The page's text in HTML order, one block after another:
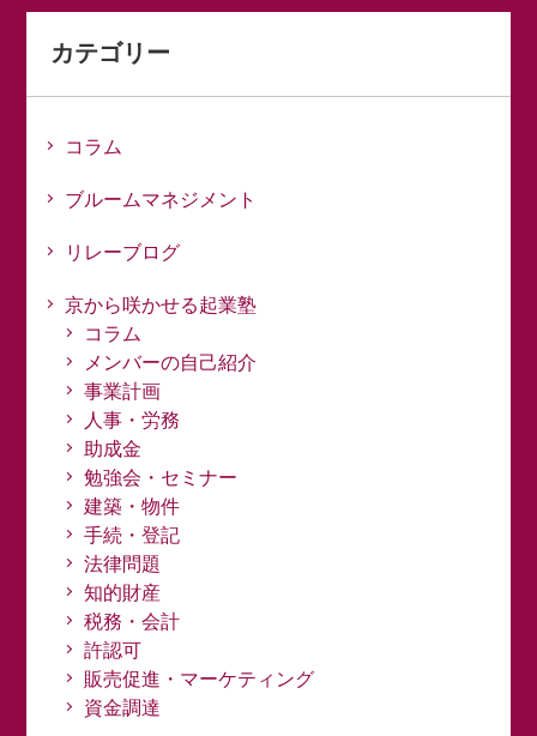
カテゴリー
コラム
ブルームマネジメント
リレーブログ
京から咲かせる起業塾
コラム
メンバーの自己紹介
事業計画
人事・労務
助成金
勉強会・セミナー
建築・物件
手続・登記
法律問題
知的財産
税務・会計
許認可
販売促進・マーケティング
資金調達